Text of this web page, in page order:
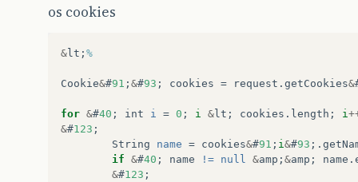
os cookies
&lt ; %
Cookie&#91 ; &#93 ; cookies = request . getCookies&
for &#40 ; int i = 0 ; i &lt ; cookies . length ; i
&#123 ;
String
name = cookies&#91 ; i &#93 ;.
if &#40 ; name != null &amp ; &amp ; name .
&#123 ;